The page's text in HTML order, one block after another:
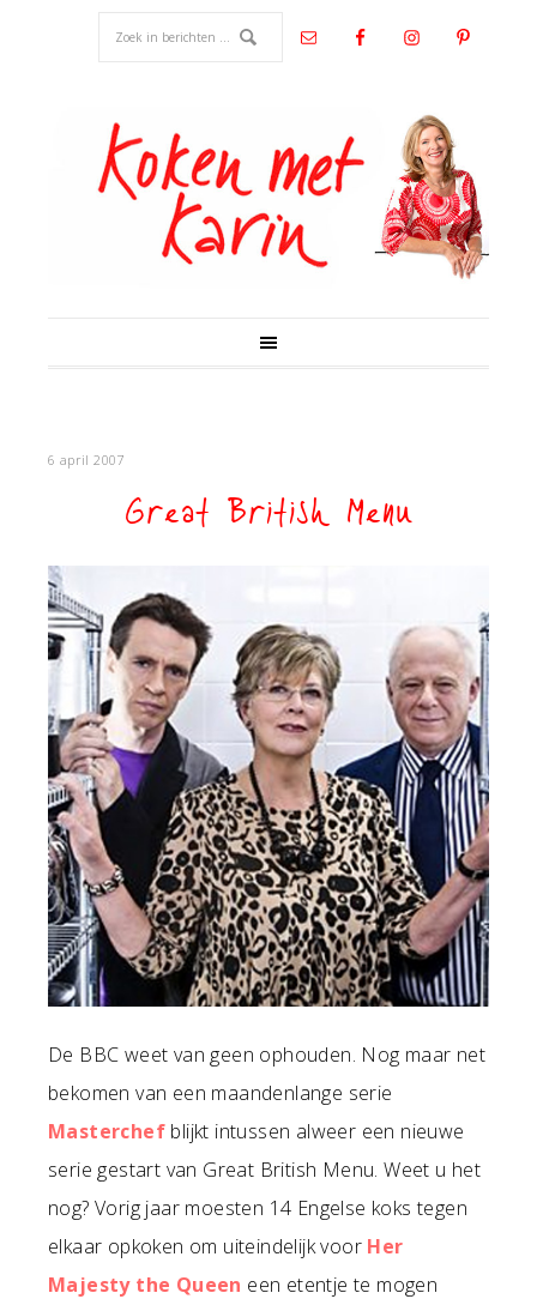
6 april 2007
Great British Menu
De BBC weet van geen ophouden. Nog maar net
bekomen van een maandenlange serie
Masterchef blijkt intussen alweer een nieuwe
serie gestart van Great British Menu. Weet u het
nog? Vorig jaar moesten 14 Engelse koks tegen
elkaar opkoken om uiteindelijk voor Her
Majesty the Queen een etentje te mogen